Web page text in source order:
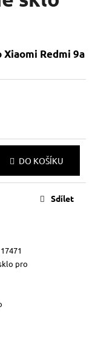
Redmi 9a
DO KOŠÍKU
pro
Sdílet